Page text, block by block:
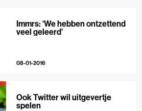
Immrs: ‘We hebben ontzettend
veel geleerd’
08-01-2016
Ook Twitter wil uitgevertje
spelen